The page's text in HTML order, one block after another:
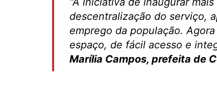
descentralização do serviço,
emprego da população.
espaço, de fácil acesso e
Marília Campos, prefeita de